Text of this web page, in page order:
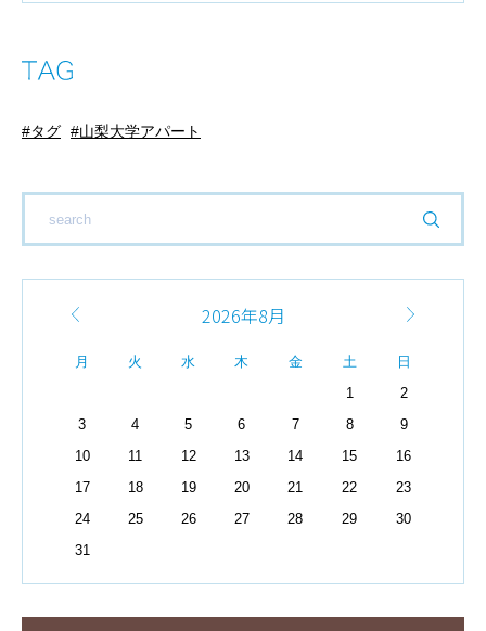
タグ 山梨大学アパート
2026年8月
月 火 水 木 金 土
日
1
2
3
4 5 6 7 8
9
10
11 12 13 14 15
16
17
18 19 20 21 22
23
24
25 26 27 28 29
30
31